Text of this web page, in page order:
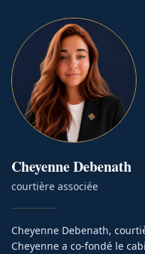
CheyenneDebenath
courtière associée
Cheyenne Debenath,
Cheyenne a co-fondé le